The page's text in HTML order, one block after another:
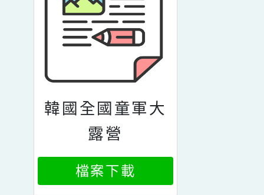
韓國全國童軍大
露營
檔案下載